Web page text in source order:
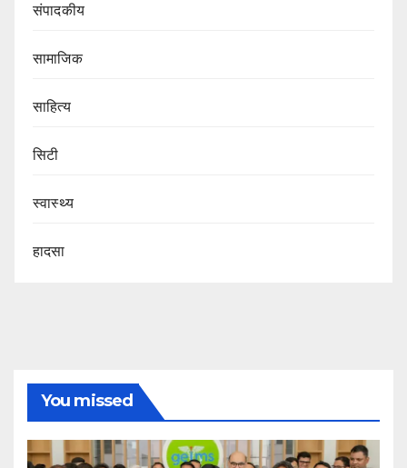
संपादकीय
सामाजिक
साहित्य
सिटी
स्वास्थ्य
हादसा
You missed